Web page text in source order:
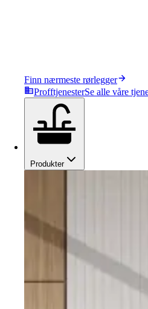
Finn nærmeste rørlegger
ProfftjenesterSe alle våre
Produkter